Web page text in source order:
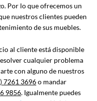
Por lo que ofrecemos un
nuestros clientes pueden
de sus muebles.
al cliente está disponible
cualquier problema
con alguno de nuestros
7261 3696o mandar
9856. Igualmente puedes